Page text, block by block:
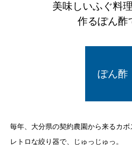
美味しいふぐ料
作るぽん酢
ぽん酢
毎年、大分県の契約農園から来るカボ
レトロな絞り器で、じゅっじゅっ。